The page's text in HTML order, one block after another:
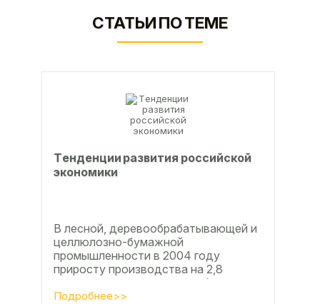
СТАТЬИ ПО ТЕМЕ
Тeндeнции paзвития poccийcкoй
экoнoмики
В лесной, деревообрабатывающей и
целлюлозно-бумажной
промышленности в 2004 году
приросту производства на 2,8
процента во многом способствовали
развитие тех подотраслей,
Подробнее>>